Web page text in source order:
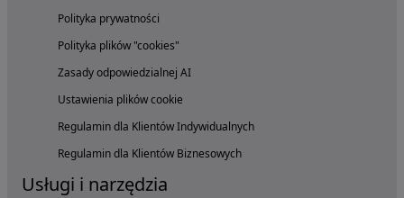
Polityka prywatności
Polityka plików "cookies"
Zasady odpowiedzialnej AI
Ustawienia plików cookie
Regulamin dla Klientów Indywidualnych
Regulamin dla Klientów Biznesowych
Usługi i narzędzia